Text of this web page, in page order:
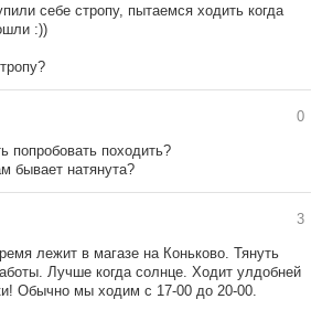
себе стропу, пытаемся ходить когда
:))
0
попробовать походить?
бывает натянута?
3
лежит в магазе на Коньково. Тянуть
Лучше когда солнце. Ходит улдобней
Обычно мы ходим с 17-00 до 20-00.